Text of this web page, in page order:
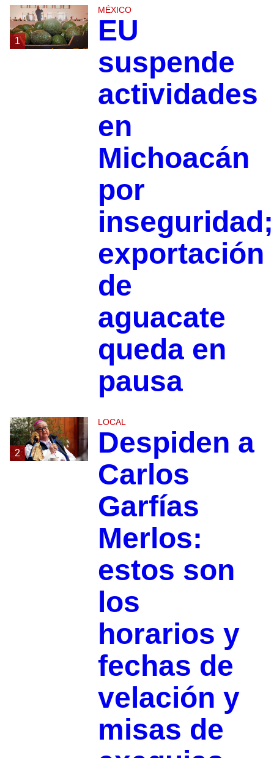
1
MÉXICO
EU
suspende
actividades
en
Michoacán
por
inseguridad;
exportación
de
aguacate
queda en
pausa
2
LOCAL
Despiden a
Carlos
Garfías
Merlos:
estos son
los
horarios y
fechas de
velación y
misas de